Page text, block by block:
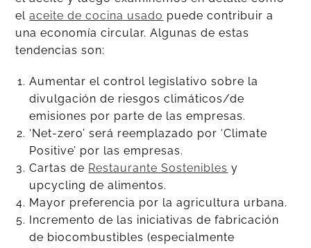
elaceite de cocina usado puede contribuir a
una economía circular. Algunas de estas
tendencias son:
Aumentar el control legislativo sobre la
divulgación de riesgos climáticos/de
emisiones por parte de las empresas.
‘Net-zero’ será reemplazado por ‘Climate
Positive’ por las empresas.
Cartas de Restaurante Sostenibles y
upcycling de alimentos.
Mayor preferencia por la agricultura urbana.
Incremento de las iniciativas de fabricación
de biocombustibles (especialmente